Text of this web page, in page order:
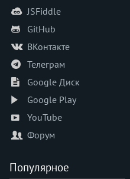
JSFiddle
GitHub
ВКонтакте
Телеграм
Google Диск
Google Play
YouTube
Форум
Популярное